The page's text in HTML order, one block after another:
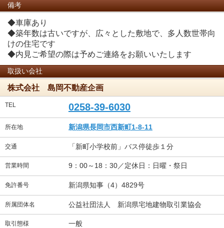
備考
◆車庫あり
◆築年数は古いですが、広々とした敷地で、多人数世帯向
けの住宅です
◆内見ご希望の際は予めご連絡をお願いいたします
取扱い会社
株式会社 島岡不動産企画
TEL 0258-39-6030
所在地 新潟県長岡市西新町1-8-11
交通 「新町小学校前」バス停徒歩１分
営業時間 9：00～18：30／定休日：日曜・祭日
免許番号 新潟県知事（4）4829号
所属団体名 公益社団法人 新潟県宅地建物取引業協会
取引態様 一般